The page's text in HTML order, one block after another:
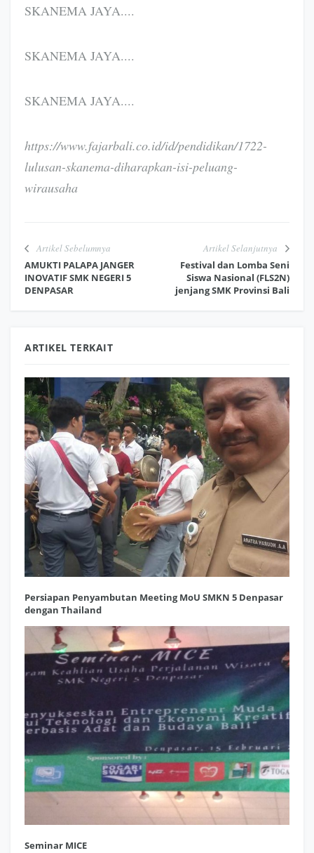
SKANEMA JAYA....
SKANEMA JAYA....
SKANEMA JAYA....
https://www.fajarbali.co.id/id/pendidikan/1722-
lulusan-skanema-diharapkan-isi-peluang-
wirausaha
Artikel Sebelumnya
AMUKTI PALAPA JANGER
INOVATIF SMK NEGERI 5
DENPASAR
Artikel Selanjutnya
Festival dan Lomba Seni
Siswa Nasional (FLS2N)
jenjang SMK Provinsi Bali
ARTIKEL TERKAIT
Persiapan Penyambutan Meeting MoU SMKN 5 Denpasar
dengan Thailand
Seminar MICE